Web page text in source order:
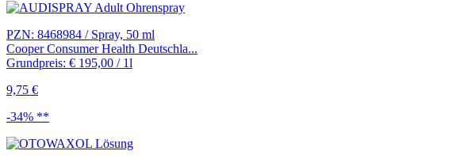
PZN: 8468984 / Spray, 50 ml
Cooper Consumer Health Deutschla...
Grundpreis: € 195,00 / 1l
9,75 €
-34% **